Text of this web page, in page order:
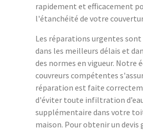
rapidement et efficacement
l'étanchéité de votre
Les réparations urgentes sont
dans les meilleurs délais et
des normes en vigueur. Notre
couvreurs compétentes
réparation est faite
d'éviter toute infiltration
supplémentaire dans votre
maison. Pour obtenir un